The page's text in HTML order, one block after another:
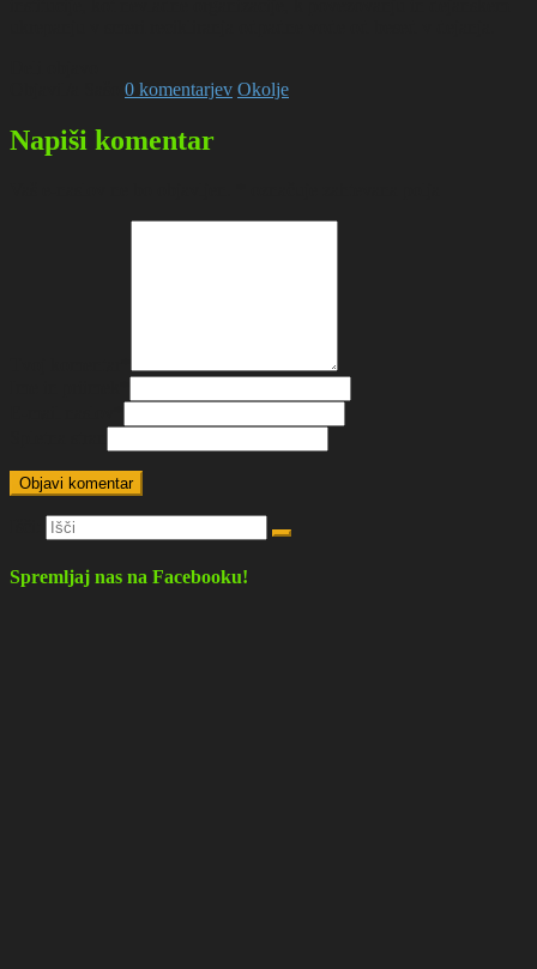
0 komentarjev Okolje
Napiši komentar
Spremljaj nas na Facebooku!